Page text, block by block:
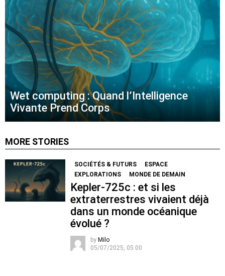
Wet computing : Quand l’Intelligence
Vivante Prend Corps
MORE STORIES
SOCIÉTÉS & FUTURS
ESPACE
EXPLORATIONS
MONDE DE DEMAIN
Kepler-725c : et si les
extraterrestres vivaient déjà
dans un monde océanique
évolué ?
by Milo
05/07/2025, 05:00